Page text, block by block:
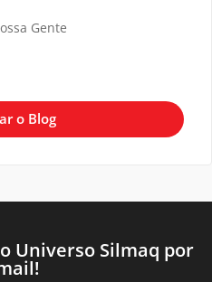
Gente
o Blog
Universo Silmaq por